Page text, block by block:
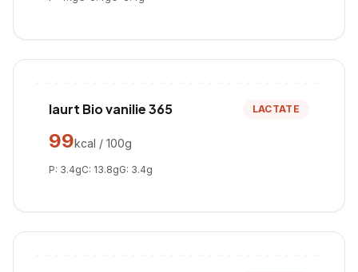
Iaurt Bio vanilie 365 LACTATE
99kcal / 100g
P: 3.4gC: 13.8gG: 3.4g